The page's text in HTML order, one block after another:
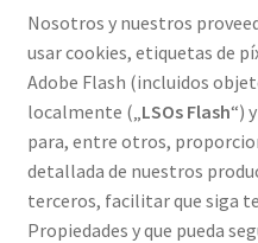
Nosotros y nuestros
usar cookies, etiquetas de
Adobe Flash (incluidos
localmente („ LSOs Flash“)
para, entre otros,
detallada de nuestros
terceros, facilitar que siga
Propiedades y que pueda